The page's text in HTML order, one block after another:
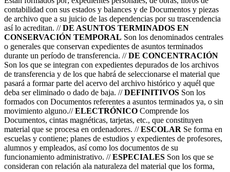
contabilidad con sus estados y balances y de Documentos y piezas
de archivo que a su juicio de las dependencias por su trascendencia
así lo acreditan. //DE ASUNTOS TERMINADOS EN
CONSERVACIÓN TEMPORAL Son los denominados centrales
o generales que conservan expedientes de asuntos terminados
durante un período de transferencia. //DE CONCENTRACIÓN
Son los que se integran con expedientes depurados de los archivos
de transferencia y de los que habrá de seleccionarse el material que
pasará a formar parte del acervo del archivo histórico y aquél que
deba ser eliminado o dado de baja. //DEFINITIVOS Son los
formados con Documentos referentes a asuntos terminados ya, o sin
movimiento alguno.//ELECTRÓNICO Comprende los
Documentos, cintas magnéticas, tarjetas, etc., que constituyen
material que se procesa en ordenadores. //ESCOLAR Se forma en
escuelas y contiene; planes de estudios y expedientes de profesores,
alumnos y empleados, así como los documentos de su
funcionamiento administrativo. //ESPECIALES Son los que se
consideran con relación ala naturaleza del material que los forma,